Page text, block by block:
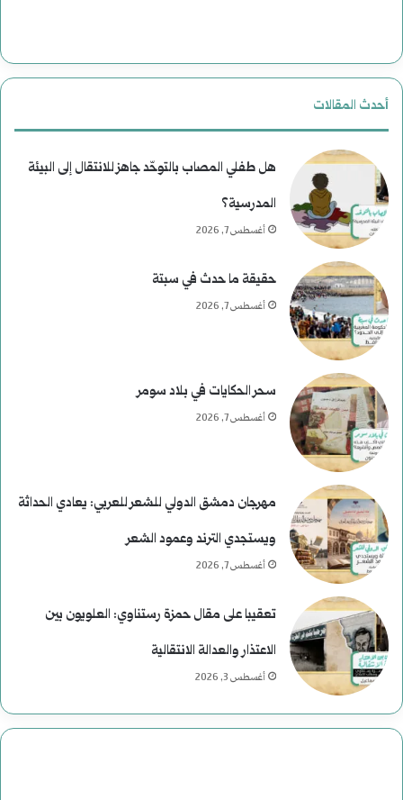
أحدث المقالات
هل طفلي المصاب بالتوحّد جاهز للانتقال إلى البيئة
المدرسية؟
أغسطس 7, 2026
حقيقة ما حدث في سبتة
أغسطس 7, 2026
سحر الحكايات في بلاد سومر
أغسطس 7, 2026
مهرجان دمشق الدولي للشعر للعربي: يعادي الحداثة
ويستجدي الترند وعمود الشعر
أغسطس 7, 2026
تعقيبا على مقال حمزة رستناوي: العلويون بين
الاعتذار والعدالة الانتقالية
أغسطس 3, 2026